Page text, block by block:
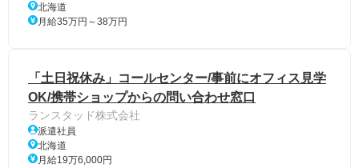
北海道
月給35万円～38万円
「土日祝休み」コールセンター/事前にオフィス見学
OK/携帯ショップからの問い合わせ窓口
ランスタッド株式会社
派遣社員
北海道
月給19万6,000円